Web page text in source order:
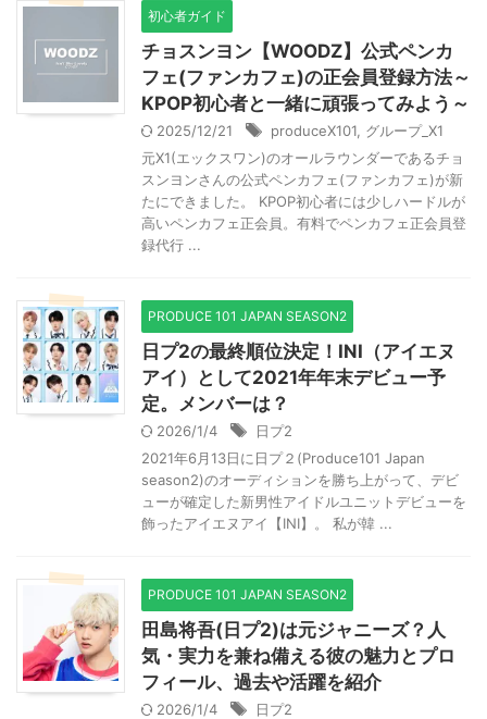
初心者ガイド
チョスンヨン【WOODZ】公式ペンカ
フェ(ファンカフェ)の正会員登録方法～
KPOP初心者と一緒に頑張ってみよう～
2025/12/21 produceX101 グループ_X1
元X1(エックスワン)のオールラウンダーであるチョ
スンヨンさんの公式ペンカフェ(ファンカフェ)が新
たにできました。 KPOP初心者には少しハードルが
高いペンカフェ正会員。有料でペンカフェ正会員登
録代行 ...
PRODUCE 101 JAPAN SEASON2
日プ2の最終順位決定！INI（アイエヌ
アイ）として2021年年末デビュー予
定。メンバーは？
2026/1/4
日プ2
2021年6月13日に日プ２(Produce101 Japan
season2)のオーディションを勝ち上がって、デビ
ューが確定した新男性アイドルユニットデビューを
飾ったアイエヌアイ【INI】。 私が韓 ...
PRODUCE 101 JAPAN SEASON2
田島将吾(日プ2)は元ジャニーズ？人
気・実力を兼ね備える彼の魅力とプロ
フィール、過去や活躍を紹介
2026/1/4
日プ2